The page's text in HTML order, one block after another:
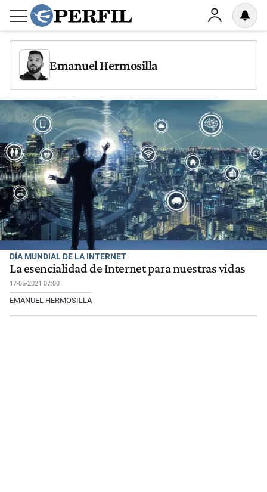
Emanuel Hermosilla
DÍA MUNDIAL DE LA INTERNET
La esencialidad de Internet para nuestras vidas
17-05-2021 07:00
EMANUEL HERMOSILLA